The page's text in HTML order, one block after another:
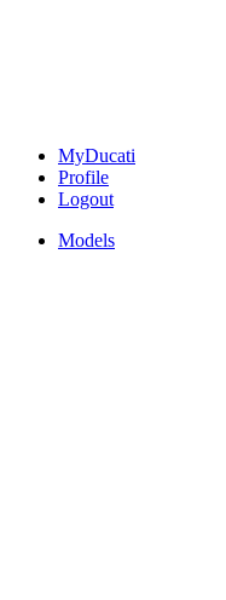
MyDucati
Profile
Logout
Models